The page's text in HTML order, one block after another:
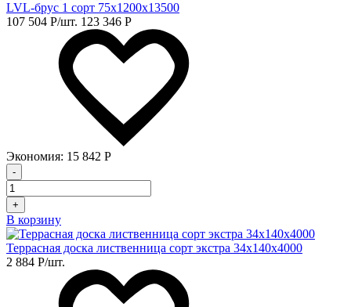
LVL-брус 1 сорт 75х1200х13500
107 504 Р/шт. 123 346 Р
Экономия: 15 842 Р
-
+
В корзину
Террасная доска лиственница сорт экстра 34х140х4000
2 884 Р/шт.